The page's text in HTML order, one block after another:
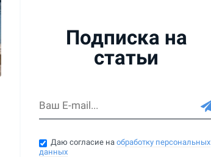
Подписка на
статьи
Даю согласие наобработку персональных
данных